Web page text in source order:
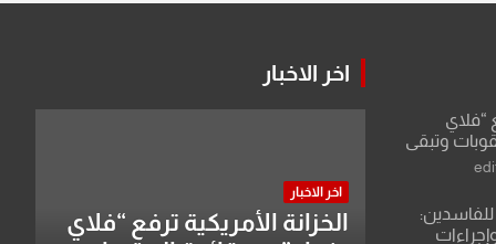
“فلاي
وتبقي
اخر الاخبار
اخر الاخبار
الخزانة الأمريكية ترفع “فلاي